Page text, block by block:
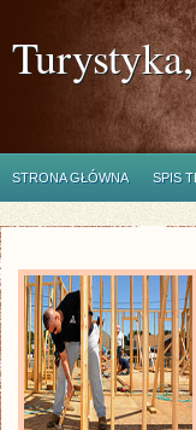
STRONA GŁÓWNA SPIS